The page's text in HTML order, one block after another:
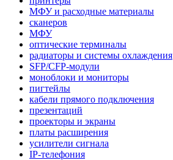
МФУ и расходные материалы
сканеров
МФУ
оптические терминалы
радиаторы и системы охлаждения
SFP/CFP-модули
моноблоки и мониторы
пигтейлы
кабели прямого подключения
презентаций
проекторы и экраны
платы расширения
усилители сигнала
IP-телефония